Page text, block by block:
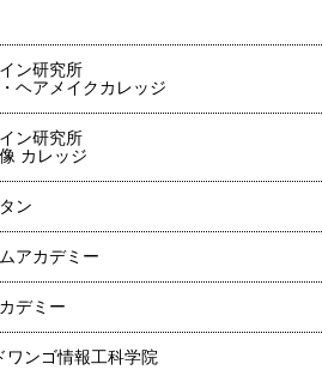
ン研究所
ヘアメイクカレッジ
ン研究所
カレッジ
ン
アカデミー
デミー
ワンゴ情報工科学院